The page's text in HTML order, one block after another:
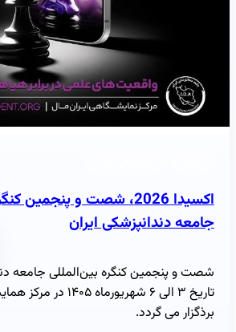
اکسیدا 2026، شصت و پنجمین
جامعه دندانپزشکی ایران
شصت و پنجمین کنگره بین‌المللی جامعه
تاریخ ۳ الی ۶ شهریورماه
برذگزار می گردد.